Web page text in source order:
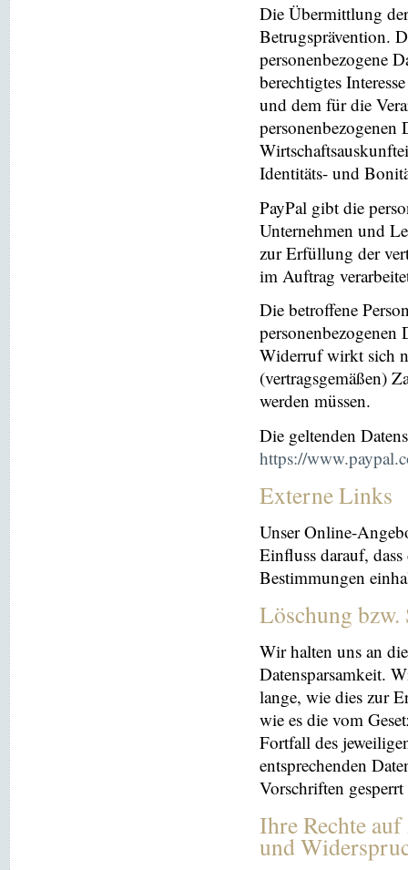
Die Übermittlung
Betrugsprävention.
personenbezogene
berechtigtes
und dem für die
personenbezogenen
Identitäts- und
PayPal gibt die
Unternehmen und
zur Erfüllung der
im Auftrag
Die betroffene
personenbezogenen
Widerruf wirkt sich
(vertragsgemäßen)
werden müssen.
Die geltenden
https://
Externe Links
Unser Online-
Einfluss darauf,
Bestimmungen
Löschung
Wir halten uns an
Datensparsamkeit.
lange, wie dies zur
wie es die vom
Fortfall des
entsprechenden
Vorschriften
Ihre Rechte
und